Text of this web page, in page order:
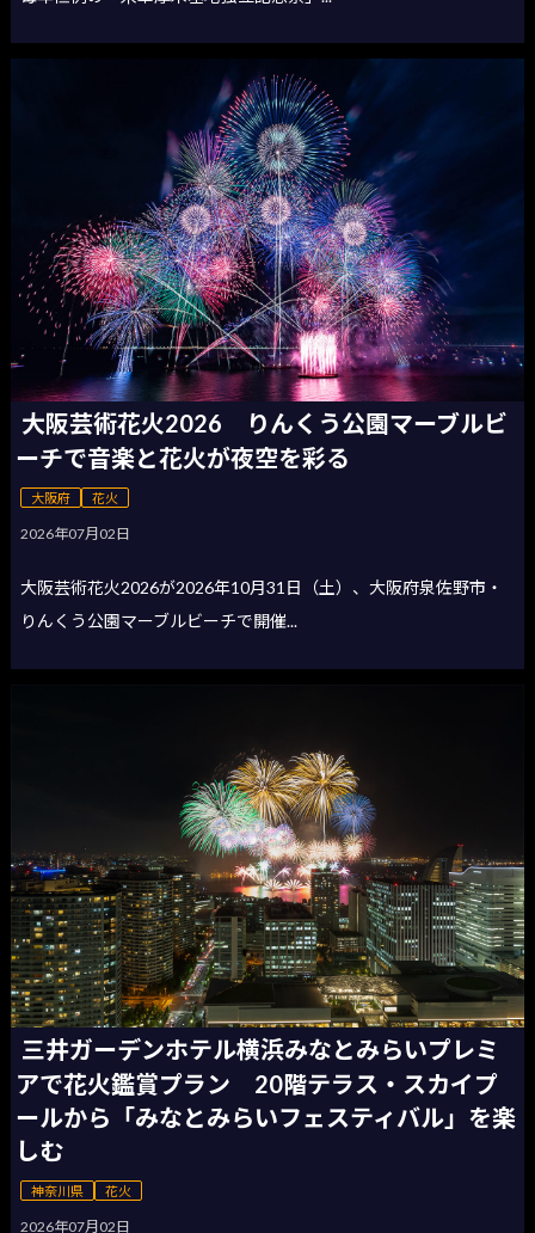
大阪芸術花火2026 りんくう公園マーブルビ
ーチで音楽と花火が夜空を彩る
大阪府 花火
2026年07月02日
大阪芸術花火2026が2026年10月31日（土）、大阪府泉佐野市・
りんくう公園マーブルビーチで開催...
三井ガーデンホテル横浜みなとみらいプレミ
アで花火鑑賞プラン 20階テラス・スカイプ
ールから「みなとみらいフェスティバル」を楽
しむ
神奈川県 花火
2026年07月02日